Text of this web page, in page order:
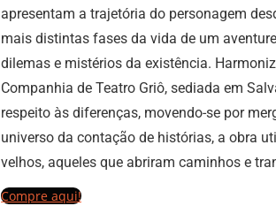
apresentam a trajetória do personagem
mais distintas fases da vida de um
dilemas e mistérios da existência.
Companhia de Teatro Griô, sediada em
respeito às diferenças, movendo-se por
universo da contação de histórias, a obra
velhos, aqueles que abriram caminhos e
Compre aqui!